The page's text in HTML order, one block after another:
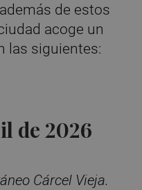
de estos
acoge un
las siguientes:
de 2026
Cárcel Vieja.